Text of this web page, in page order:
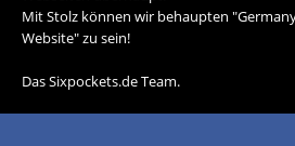
Mit Stolz können wir behaupten
Website" zu sein!
Das Sixpockets.de Team.